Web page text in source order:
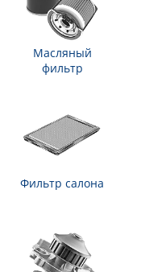
Масляный
фильтр
Фильтр салона